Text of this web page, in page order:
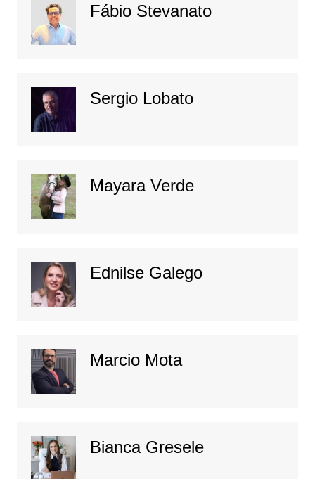
Fábio Stevanato
Sergio Lobato
Mayara Verde
Ednilse Galego
Marcio Mota
Bianca Gresele